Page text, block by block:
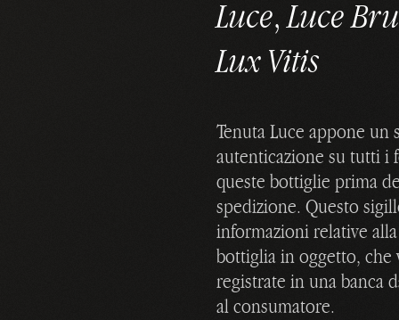
Luce,Luce
Lux Vitis
Tenuta Luce appone un
autenticazione su tutti i
queste bottiglie prima
spedizione. Questo
informazioni relative
bottiglia in oggetto, che
registrate in una banca
al consumatore.